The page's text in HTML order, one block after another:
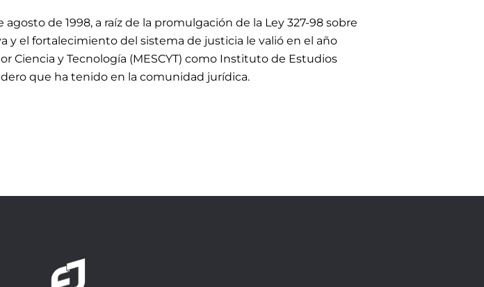
de 1998, a raíz de la promulgación de la Ley 327-98 sobre
y el fortalecimiento del sistema de justicia le valió en el año
Ciencia y Tecnología (MESCYT) como Instituto de Estudios
que ha tenido en la comunidad jurídica.